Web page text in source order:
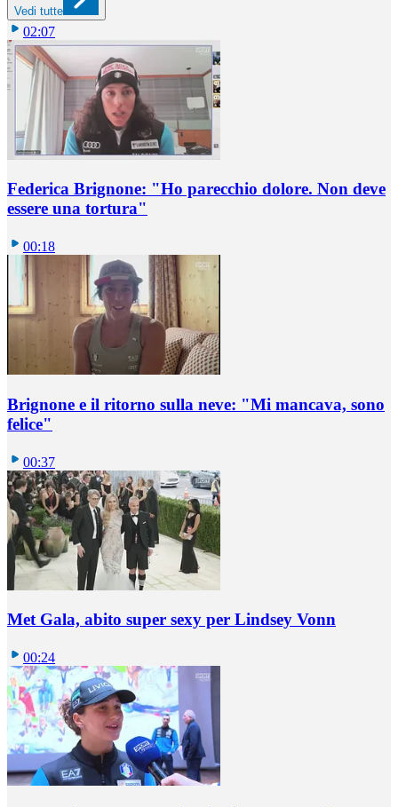
Vedi tutte
02:07
Federica Brignone: "Ho parecchio dolore. Non deve
essere una tortura"
00:18
Brignone e il ritorno sulla neve: "Mi mancava, sono
felice"
00:37
Met Gala, abito super sexy per Lindsey Vonn
00:24